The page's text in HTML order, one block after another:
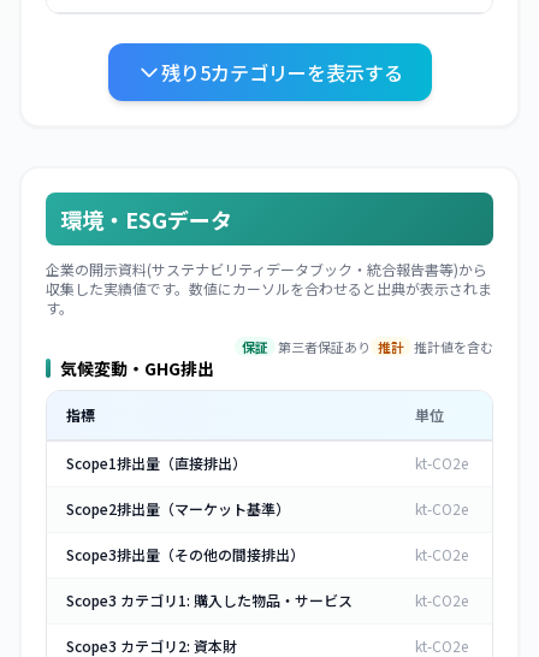
発生
廃棄
残り5カテゴリーを表示する
環境・ESGデータ
企業の開示資料(サステナビリティデータブック・統合報告書等)から
収集した実績値です。数値にカーソルを合わせると出典が表示されま
す。
保証 第三者保証あり 推計 推計値を含む
気候変動・GHG排出
指標 単位
Scope1排出量（直接排出） kt-CO2e
Scope2排出量（マーケット基準） kt-CO2e
Scope3排出量（その他の間接排出） kt-CO2e
Scope3 カテゴリ1: 購入した物品・サービス kt-CO2e
Scope3 カテゴリ2: 資本財 kt-CO2e